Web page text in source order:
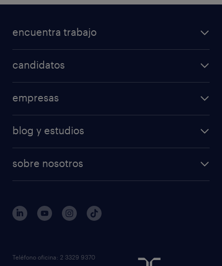
encuentra trabajo
candidatos
empresas
blog y estudios
sobre nosotros
Teléfono oficina: 2 3329 9370